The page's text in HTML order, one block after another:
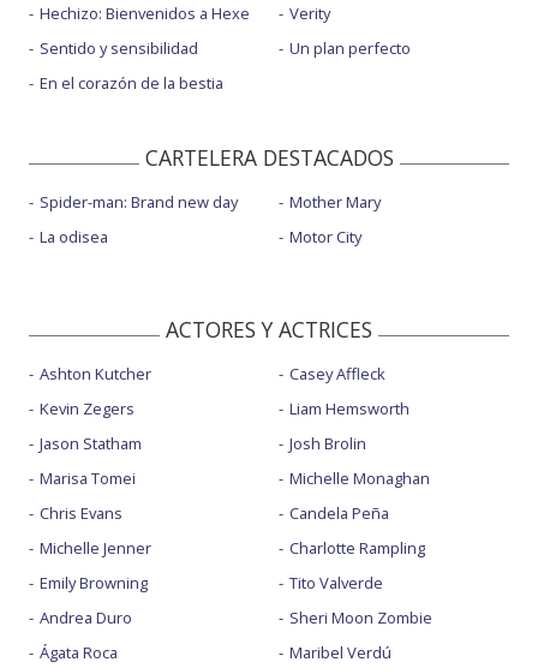
Hechizo: Bienvenidos a Hexe
Sentido y sensibilidad
En el corazón de la bestia
Verity
Un plan perfecto
CARTELERA DESTACADOS
Spider-man: Brand new day
La odisea
Mother Mary
Motor City
ACTORES Y ACTRICES
Ashton Kutcher
Kevin Zegers
Jason Statham
Marisa Tomei
Chris Evans
Michelle Jenner
Emily Browning
Andrea Duro
Ágata Roca
Casey Affleck
Liam Hemsworth
Josh Brolin
Michelle Monaghan
Candela Peña
Charlotte Rampling
Tito Valverde
Sheri Moon Zombie
Maribel Verdú